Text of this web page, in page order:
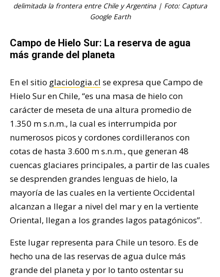
delimitada la frontera entre Chile y Argentina | Foto: Captura
Google Earth
Campo de Hielo Sur: La reserva de agua
más grande del planeta
En el sitio glaciologia.cl se expresa que Campo de
Hielo Sur en Chile, “es una masa de hielo con
carácter de meseta de una altura promedio de
1.350 m s.n.m., la cual es interrumpida por
numerosos picos y cordones cordilleranos con
cotas de hasta 3.600 m s.n.m., que generan 48
cuencas glaciares principales, a partir de las cuales
se desprenden grandes lenguas de hielo, la
mayoría de las cuales en la vertiente Occidental
alcanzan a llegar a nivel del mar y en la vertiente
Oriental, llegan a los grandes lagos patagónicos”.
Este lugar representa para Chile un tesoro. Es de
hecho una de las reservas de agua dulce más
grande del planeta y por lo tanto ostentar su